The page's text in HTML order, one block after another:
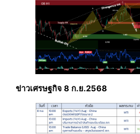
ข่าวเศรษฐกิจ 8 ก.ย.2568